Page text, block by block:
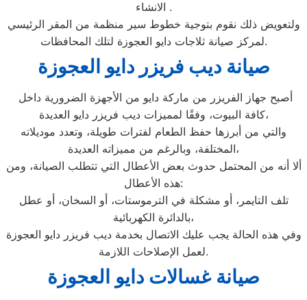
الانشاء .
ولتعويض ذلك نقوم بتوجية خطوط سير منظمة من المقر الرئيسي
لمركز صيانة ثلاجات دايو العجوزة لتلك المحافظات.
صيانة ديب فريزر دايو العجوزة
كافة البيوت، وفقًا لمميزات ديب فريزر دايو العديدة،
والتي من أبرزها حفظ الطعام لفترات طويلة، وتعدد موديلاته
المختلفة، وبالرغم من مميزاته العديدة،
ألا أنه من المحتمل حدوث بعض الأعطال التي تتطلب الصيانة، ومن
هذه الأعطال:
تلف التايمر، أو مشكلة في الترموستات، أو السخان، أو عطل
بالدائرة الكهربائية،
وفي هذه الحالة يجب عليك الاتصال بخدمة ديب فريزر دايو العجوزة
لعمل الإصلاحات اللازمة.
صيانة غسالات دايو العجوزة